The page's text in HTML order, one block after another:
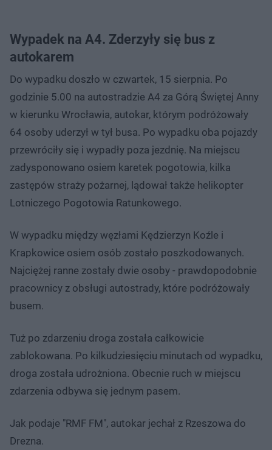
Wypadek na A4. Zderzyły się bus z
autokarem
Do wypadku doszło w czwartek, 15 sierpnia. Po
godzinie 5.00 na autostradzie A4 za Górą Świętej Anny
w kierunku Wrocławia, autokar, którym podróżowały
64 osoby uderzył w tył busa. Po wypadku oba pojazdy
przewróciły się i wypadły poza jezdnię. Na miejscu
zadysponowano osiem karetek pogotowia, kilka
zastępów straży pożarnej, lądował także helikopter
Lotniczego Pogotowia Ratunkowego.
W wypadku między węzłami Kędzierzyn Koźle i
Krapkowice osiem osób zostało poszkodowanych.
Najciężej ranne zostały dwie osoby - prawdopodobnie
pracownicy z obsługi autostrady, które podróżowały
busem.
Tuż po zdarzeniu droga została całkowicie
zablokowana. Po kilkudziesięciu minutach od wypadku,
droga została udrożniona. Obecnie ruch w miejscu
zdarzenia odbywa się jednym pasem.
Jak podaje "RMF FM", autokar jechał z Rzeszowa do
Drezna.